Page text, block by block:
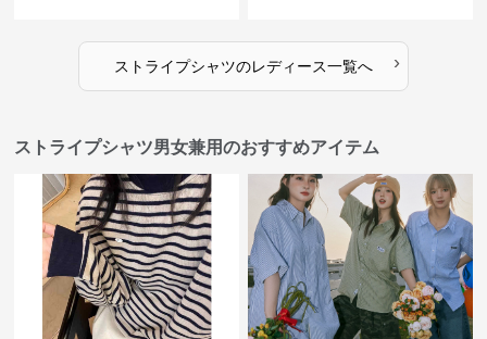
ストライプシャツのレディース一覧へ ›
ストライプシャツ男女兼用のおすすめアイテム